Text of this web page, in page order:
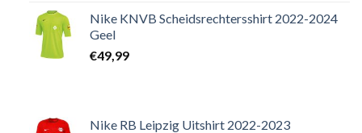
Nike KNVB Scheidsrechtersshirt 2022-2024
Geel
€49,99
Nike RB Leipzig Uitshirt 2022-2023